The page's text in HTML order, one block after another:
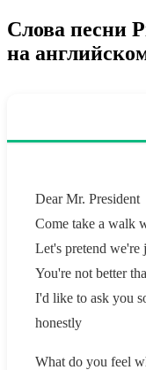
Слова песни
на
Dear Mr. President
Come take a walk
Let's pretend we're
You're not better
I'd like to ask you
honestly
What do you feel